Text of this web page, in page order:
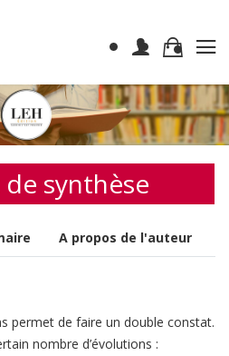
synthèse
A propos de l'auteur
permet de faire un double constat.
nombre d’évolutions :